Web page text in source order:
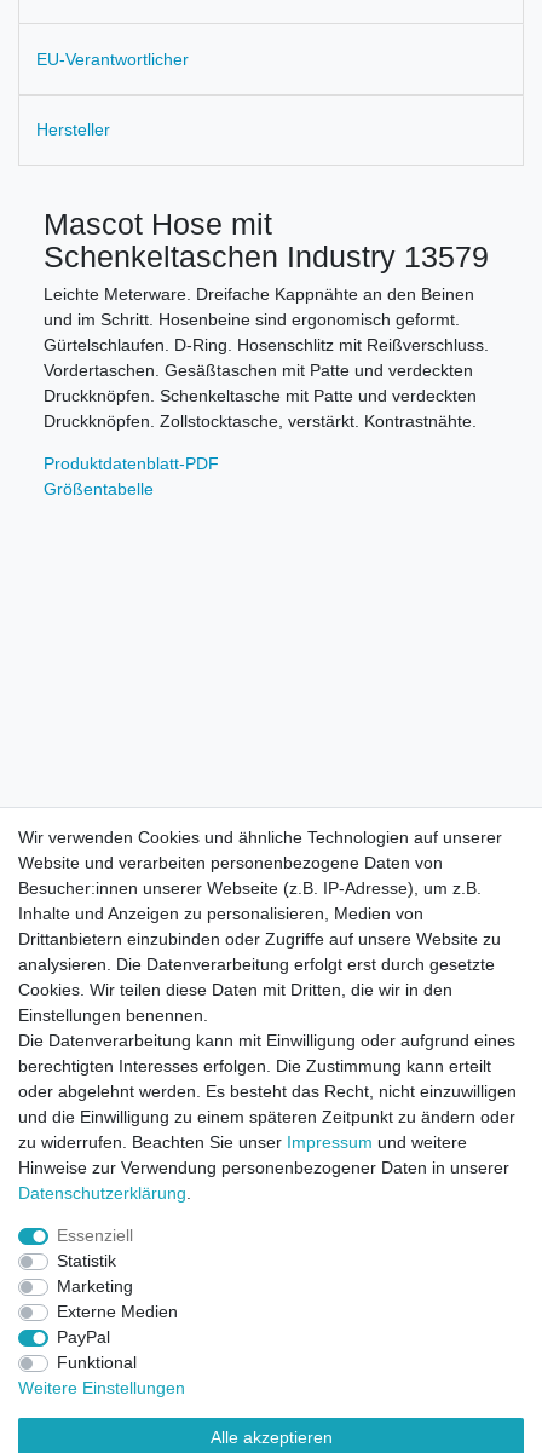
EU-Verantwortlicher
Hersteller
Mascot Hose mit
Schenkeltaschen Industry 13579
Leichte Meterware. Dreifache Kappnähte an den Beinen
und im Schritt. Hosenbeine sind ergonomisch geformt.
Gürtelschlaufen. D-Ring. Hosenschlitz mit Reißverschluss.
Vordertaschen. Gesäßtaschen mit Patte und verdeckten
Druckknöpfen. Schenkeltasche mit Patte und verdeckten
Druckknöpfen. Zollstocktasche, verstärkt. Kontrastnähte.
Produktdatenblatt-PDF
Größentabelle
Direktkontakt per Telefon unter 04331 / 4928-910
Wir verwenden Cookies und ähnliche Technologien auf unserer
Website und verarbeiten personenbezogene Daten von
Besucher:innen unserer Webseite (z.B. IP-Adresse), um z.B.
Inhalte und Anzeigen zu personalisieren, Medien von
Drittanbietern einzubinden oder Zugriffe auf unsere Website zu
analysieren. Die Datenverarbeitung erfolgt erst durch gesetzte
Cookies. Wir teilen diese Daten mit Dritten, die wir in den
Einstellungen benennen.
Die Datenverarbeitung kann mit Einwilligung oder aufgrund eines
berechtigten Interesses erfolgen. Die Zustimmung kann erteilt
oder abgelehnt werden. Es besteht das Recht, nicht einzuwilligen
und die Einwilligung zu einem späteren Zeitpunkt zu ändern oder
zu widerrufen. Beachten Sie unser Impressum und weitere
Hinweise zur Verwendung personenbezogener Daten in unserer
Daten­schutz­erklärung
Essenziell
Statistik
Marketing
Externe Medien
PayPal
Funktional
Weitere Einstellungen
Alle akzeptieren